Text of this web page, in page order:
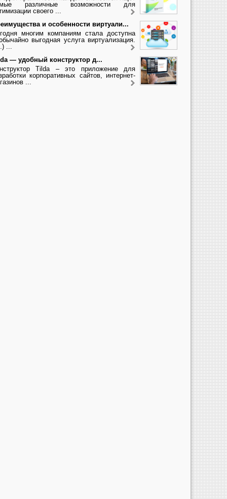
различные возможности для
своего ...
и особенности виртуали...
многим компаниям стала доступна
выгодная услуга виртуализация.
...
— удобный конструктор д...
Tilda – это приложение для
корпоративных сайтов, интернет-
...